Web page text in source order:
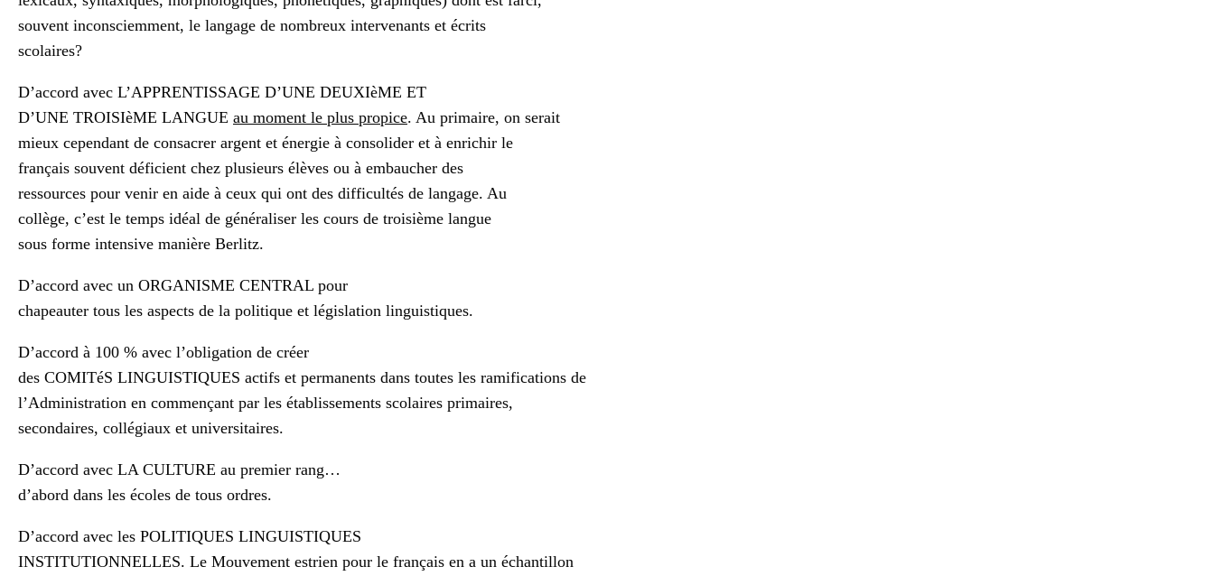
souvent inconsciemment, le langage de nombreux intervenants et écrits
scolaires?
D’accord avec L’APPRENTISSAGE D’UNE DEUXIèME ET
D’UNE TROISIèME LANGUE au moment le plus propice. Au primaire, on serait
mieux cependant de consacrer argent et énergie à consolider et à enrichir le
français souvent déficient chez plusieurs élèves ou à embaucher des
ressources pour venir en aide à ceux qui ont des difficultés de langage. Au
collège, c’est le temps idéal de généraliser les cours de troisième langue
sous forme intensive manière Berlitz.
D’accord avec un ORGANISME CENTRAL pour
chapeauter tous les aspects de la politique et législation linguistiques.
D’accord à 100 % avec l’obligation de créer
des COMITéS LINGUISTIQUES actifs et permanents dans toutes les ramifications de
l’Administration en commençant par les établissements scolaires primaires,
secondaires, collégiaux et universitaires.
D’accord avec LA CULTURE au premier rang…
d’abord dans les écoles de tous ordres.
D’accord avec les POLITIQUES LINGUISTIQUES
INSTITUTIONNELLES. Le Mouvement estrien pour le français en a un échantillon